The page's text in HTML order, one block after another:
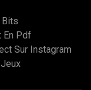
Bits
En Pdf
Sur Instagram